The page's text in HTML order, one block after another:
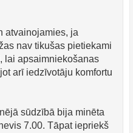
atvainojamies, ja
nav tikušas pietiekami
lai apsaimniekošanas
arī iedzīvotāju komfortu
sūdzībā bija minēta
7.00. Tāpat iepriekš